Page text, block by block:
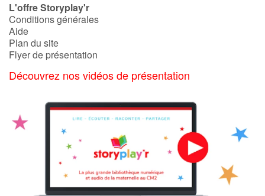
Médiathèques
Vidéos & Tutoriaux
Actualités
Par thématique
Rencontres et témoignages
L'offre Storyplay'r
Conditions générales
Aide
Plan du site
Flyer de présentation
Découvrez nos vidéos de présentation